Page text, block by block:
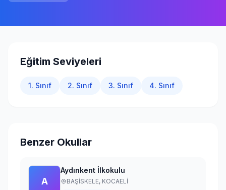
Eğitim Seviyeleri
1. Sınıf 2. Sınıf 3. Sınıf 4. Sınıf
Benzer Okullar
A
Aydınkent İlkokulu
BAŞİSKELE, KOCAELİ